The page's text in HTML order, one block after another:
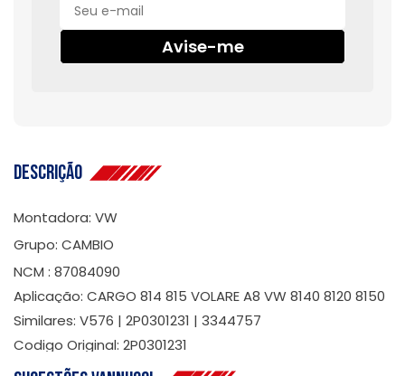
Avise-me
Descrição
Montadora: VW
Grupo: CAMBIO
NCM : 87084090
Aplicação: CARGO 814 815 VOLARE A8 VW 8140 8120 8150
Similares: V576 | 2P0301231 | 3344757
Codigo Original: 2P0301231